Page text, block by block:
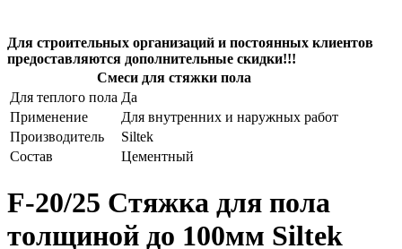
Для строительных организаций и постоянных клиентов
предоставляются дополнительные скидки!!!
Смеси для стяжки пола
Для теплого пола Да
Применение
Для внутренних и наружных работ
Производитель
Siltek
Состав
Цементный
F-20/25 Стяжка для пола
толщиной до 100мм Siltek